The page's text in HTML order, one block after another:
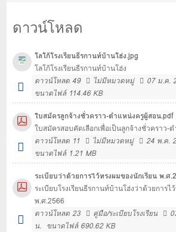
ดาวน์โหลด
โลโก้โรงเรียนธีรกานท์บ้านโฮ่ง.jpg
โลโก้โรงเรียนธีรกานท์บ้านโฮ่ง
ดาวน์โหลด49 ไม่มีหมวดหมู่
07 ม.ค.
ขนาดไฟล์ 114.46 KB
ใบสมัครลูกจ้างชั่วคราว-ตำแหน่งครูผู้สอน.pdf
ใบสมัครสอบคัดเลือกเพื่อเป็นลูกจ้างชั่วคราว-
ดาวน์โหลด 11 ไม่มีหมวดหมู่
24 พ.ค.
ขนาดไฟล์ 1.21 MB
ระเบียบว่าด้วยการไว้ทรงผมของนักเรียน พ.ศ
ระเบียบโรงเรียนธีรกานท์บ้านโฮ่งว่าด้วยการไ
พ.ศ.2566
ดาวน์โหลด23 คู่มือ/ระเบียบโรงเรียน
น. ขนาดไฟล์ 690.62 KB